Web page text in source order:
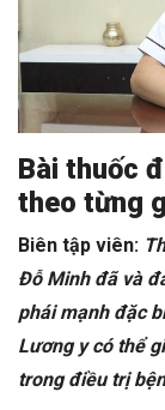
Bài thuốc
theo từng
Biên tập viên:
Đỗ Minh đã và
phái mạnh đặc
Lương y có thể
trong điều trị